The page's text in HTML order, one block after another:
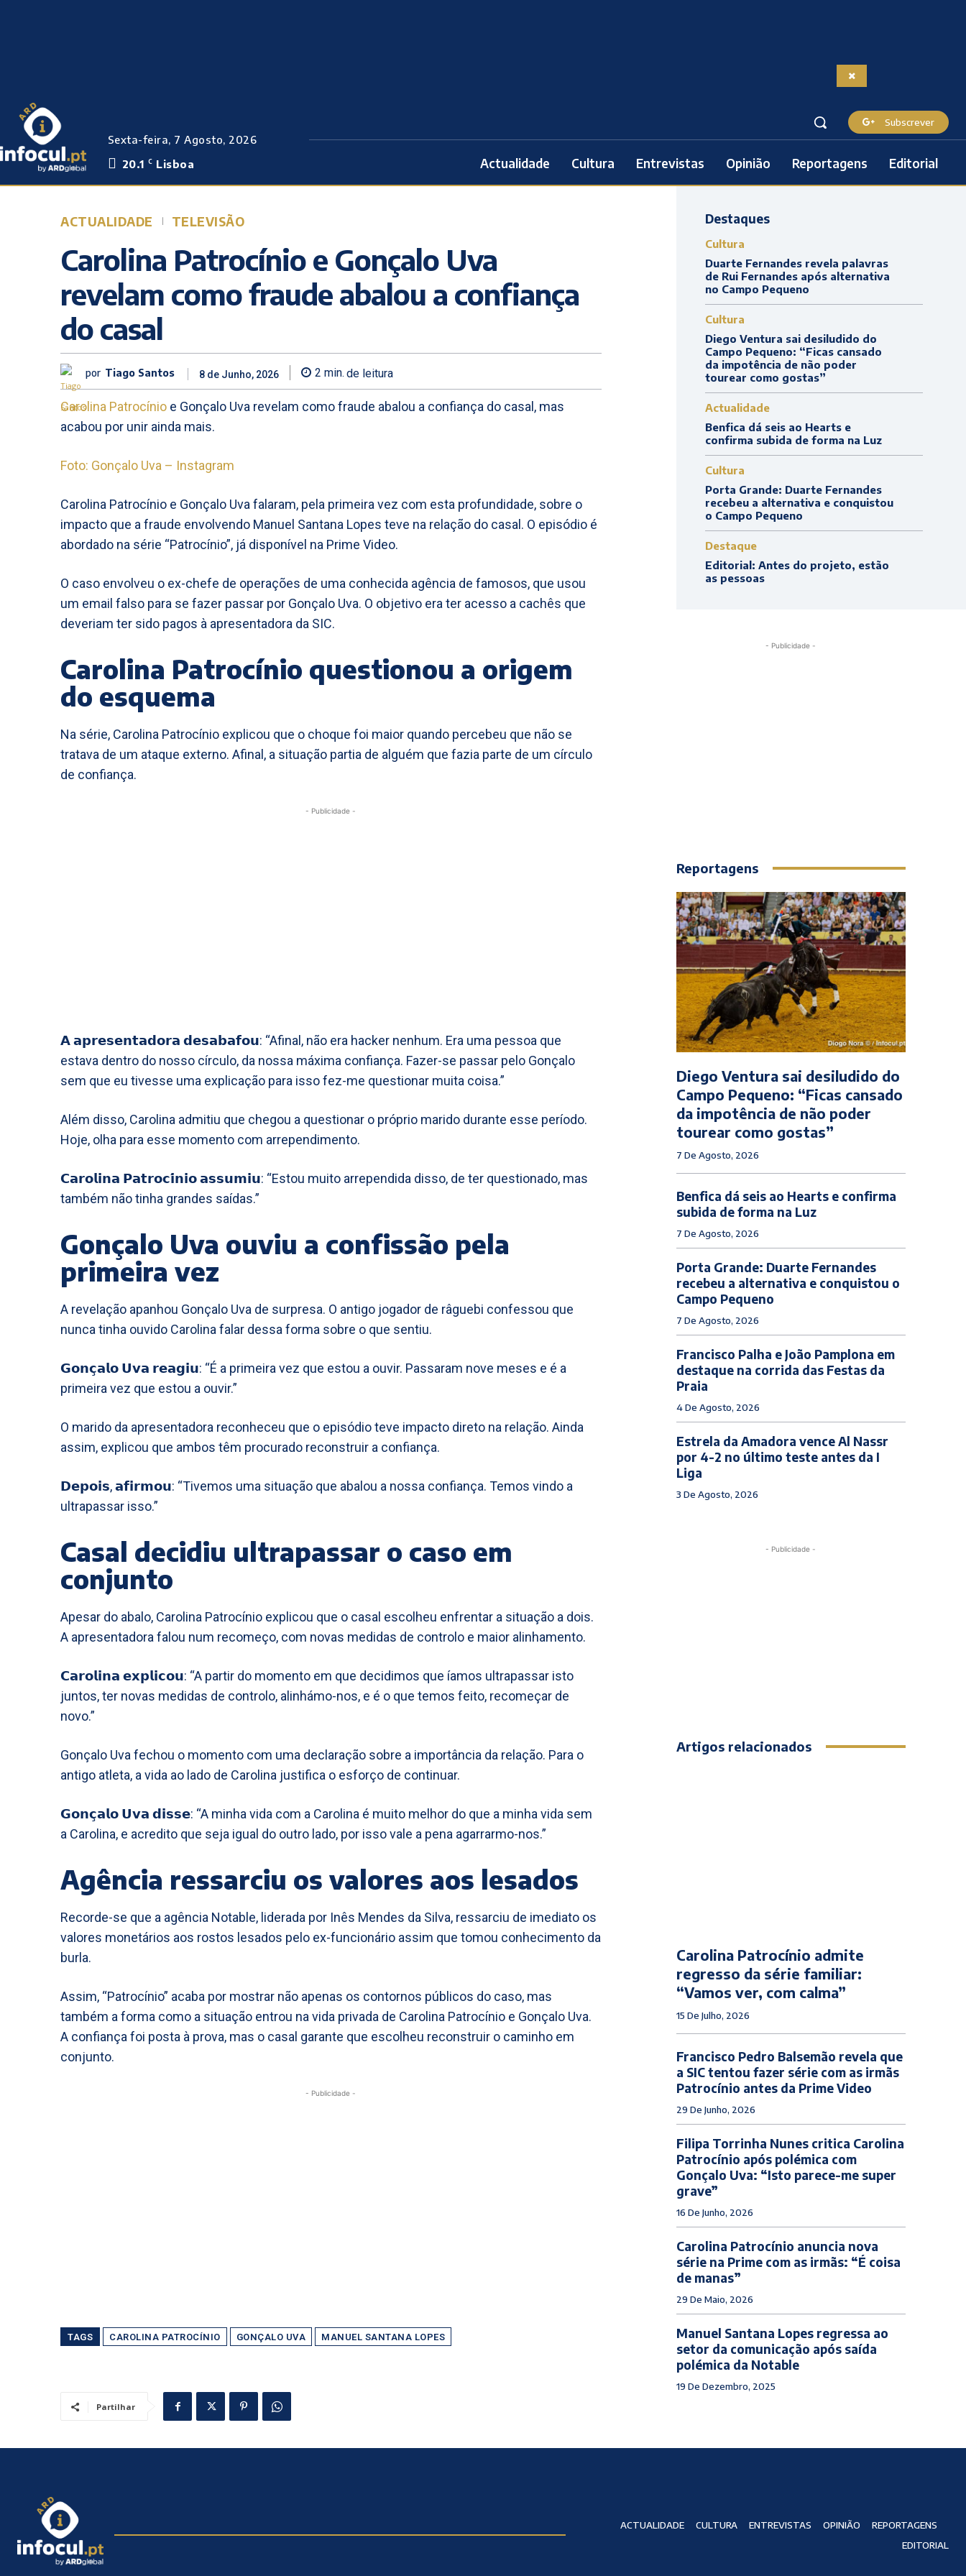
Sexta-feira, 7 Agosto, 2026
20.1 C Lisboa
Subscrever
Actualidade Cultura Entrevistas Opinião Reportagens Editorial
ACTUALIDADE TELEVISÃO
Carolina Patrocínio e Gonçalo Uva
revelam como fraude abalou a confiança
do casal
por Tiago Santos 8 de Junho, 2026 2 min. de leitura
Carolina Patrocínio e Gonçalo Uva revelam como fraude abalou a confiança do casal, mas
acabou por unir ainda mais.
Foto: Gonçalo Uva – Instagram
Carolina Patrocínio e Gonçalo Uva falaram, pela primeira vez com esta profundidade, sobre o
impacto que a fraude envolvendo Manuel Santana Lopes teve na relação do casal. O episódio é
abordado na série “Patrocínio”, já disponível na Prime Video.
O caso envolveu o ex-chefe de operações de uma conhecida agência de famosos, que usou
um email falso para se fazer passar por Gonçalo Uva. O objetivo era ter acesso a cachês que
deveriam ter sido pagos à apresentadora da SIC.
Carolina Patrocínio questionou a origem
do esquema
Na série, Carolina Patrocínio explicou que o choque foi maior quando percebeu que não se
tratava de um ataque externo. Afinal, a situação partia de alguém que fazia parte de um círculo
de confiança.
- Publicidade -
𝗔 𝗮𝗽𝗿𝗲𝘀𝗲𝗻𝘁𝗮𝗱𝗼𝗿𝗮 𝗱𝗲𝘀𝗮𝗯𝗮𝗳𝗼𝘂: “Afinal, não era hacker nenhum. Era uma pessoa que
estava dentro do nosso círculo, da nossa máxima confiança. Fazer-se passar pelo Gonçalo
sem que eu tivesse uma explicação para isso fez-me questionar muita coisa.”
Além disso, Carolina admitiu que chegou a questionar o próprio marido durante esse período.
Hoje, olha para esse momento com arrependimento.
𝗖𝗮𝗿𝗼𝗹𝗶𝗻𝗮 𝗣𝗮𝘁𝗿𝗼𝗰𝗶́𝗻𝗶𝗼 𝗮𝘀𝘀𝘂𝗺𝗶𝘂: “Estou muito arrependida disso, de ter questionado, mas
também não tinha grandes saídas.”
Gonçalo Uva ouviu a confissão pela
primeira vez
A revelação apanhou Gonçalo Uva de surpresa. O antigo jogador de râguebi confessou que
nunca tinha ouvido Carolina falar dessa forma sobre o que sentiu.
𝗚𝗼𝗻𝗰̧𝗮𝗹𝗼 𝗨𝘃𝗮 𝗿𝗲𝗮𝗴𝗶𝘂: “É a primeira vez que estou a ouvir. Passaram nove meses e é a
primeira vez que estou a ouvir.”
O marido da apresentadora reconheceu que o episódio teve impacto direto na relação. Ainda
assim, explicou que ambos têm procurado reconstruir a confiança.
𝗗𝗲𝗽𝗼𝗶𝘀, 𝗮𝗳𝗶𝗿𝗺𝗼𝘂: “Tivemos uma situação que abalou a nossa confiança. Temos vindo a
ultrapassar isso.”
Casal decidiu ultrapassar o caso em
conjunto
Apesar do abalo, Carolina Patrocínio explicou que o casal escolheu enfrentar a situação a dois.
A apresentadora falou num recomeço, com novas medidas de controlo e maior alinhamento.
𝗖𝗮𝗿𝗼𝗹𝗶𝗻𝗮 𝗲𝘅𝗽𝗹𝗶𝗰𝗼𝘂: “A partir do momento em que decidimos que íamos ultrapassar isto
juntos, ter novas medidas de controlo, alinhámo-nos, e é o que temos feito, recomeçar de
novo.”
Gonçalo Uva fechou o momento com uma declaração sobre a importância da relação. Para o
antigo atleta, a vida ao lado de Carolina justifica o esforço de continuar.
𝗚𝗼𝗻𝗰̧𝗮𝗹𝗼 𝗨𝘃𝗮 𝗱𝗶𝘀𝘀𝗲: “A minha vida com a Carolina é muito melhor do que a minha vida sem
a Carolina, e acredito que seja igual do outro lado, por isso vale a pena agarrarmo-nos.”
Agência ressarciu os valores aos lesados
Recorde-se que a agência Notable, liderada por Inês Mendes da Silva, ressarciu de imediato os
valores monetários aos rostos lesados pelo ex-funcionário assim que tomou conhecimento da
burla.
Assim, “Patrocínio” acaba por mostrar não apenas os contornos públicos do caso, mas
também a forma como a situação entrou na vida privada de Carolina Patrocínio e Gonçalo Uva.
A confiança foi posta à prova, mas o casal garante que escolheu reconstruir o caminho em
conjunto.
- Publicidade -
TAGS CAROLINA PATROCÍNIO GONÇALO UVA MANUEL SANTANA LOPES
Partilhar
Destaques
Cultura
Duarte Fernandes revela palavras
de Rui Fernandes após alternativa
no Campo Pequeno
Cultura
Diego Ventura sai desiludido do
Campo Pequeno: “Ficas cansado
da impotência de não poder
tourear como gostas”
Actualidade
Benfica dá seis ao Hearts e
confirma subida de forma na Luz
Cultura
Porta Grande: Duarte Fernandes
recebeu a alternativa e conquistou
o Campo Pequeno
Destaque
Editorial: Antes do projeto, estão
as pessoas
- Publicidade -
Reportagens
Diego Ventura sai desiludido do
Campo Pequeno: “Ficas cansado
da impotência de não poder
tourear como gostas”
7 De Agosto, 2026
Benfica dá seis ao Hearts e confirma
subida de forma na Luz
7 De Agosto, 2026
Porta Grande: Duarte Fernandes
recebeu a alternativa e conquistou o
Campo Pequeno
7 De Agosto, 2026
Francisco Palha e João Pamplona em
destaque na corrida das Festas da
Praia
4 De Agosto, 2026
Estrela da Amadora vence Al Nassr
por 4-2 no último teste antes da I
Liga
3 De Agosto, 2026
- Publicidade -
Artigos relacionados
Carolina Patrocínio admite
regresso da série familiar:
“Vamos ver, com calma”
15 De Julho, 2026
Francisco Pedro Balsemão revela que
a SIC tentou fazer série com as irmãs
Patrocínio antes da Prime Video
29 De Junho, 2026
Filipa Torrinha Nunes critica Carolina
Patrocínio após polémica com
Gonçalo Uva: “Isto parece-me super
grave”
16 De Junho, 2026
Carolina Patrocínio anuncia nova
série na Prime com as irmãs: “É coisa
de manas”
29 De Maio, 2026
Manuel Santana Lopes regressa ao
setor da comunicação após saída
polémica da Notable
19 De Dezembro, 2025
ACTUALIDADE CULTURA ENTREVISTAS OPINIÃO
REPORTAGENS
EDITORIAL